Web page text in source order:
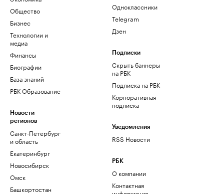
Общество
Бизнес
Технологии и
медиа
Финансы
Биографии
База знаний
РБК Образование
Новости
регионов
Санкт-Петербург
и область
Екатеринбург
Новосибирск
Омск
Башкортостан
Одноклассники
Telegram
Дзен
Подписки
Скрыть баннеры
на РБК
Подписка на РБК
Корпоративная
подписка
Уведомления
RSS Новости
РБК
О компании
Контактная